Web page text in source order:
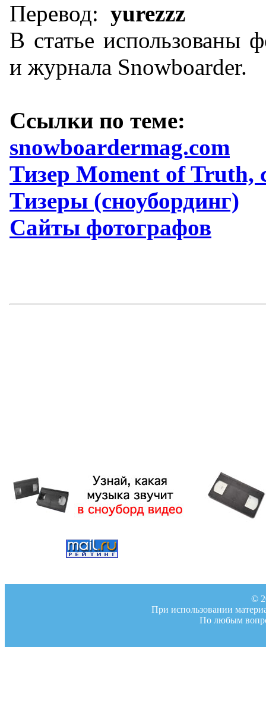
Перевод: yurezzz
В статье использованы
и журнала Snowboarder.
Ссылки по теме:
snowboardermag.com
Тизер Moment of Truth,
Тизеры (сноубординг)
Сайты фотографов
©
При использовании
По любым